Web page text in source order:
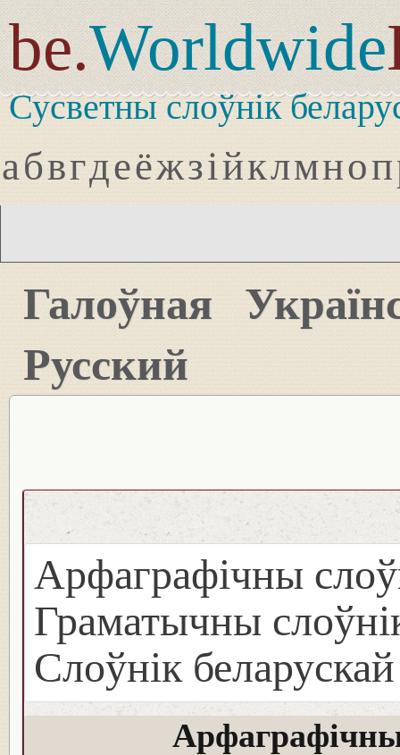
be.Worldwide
Сусветны слоўнік
абвгдеёжзійклмноп
Галоўная
Русский
Арфаграфічны
Граматычны
Слоўнік